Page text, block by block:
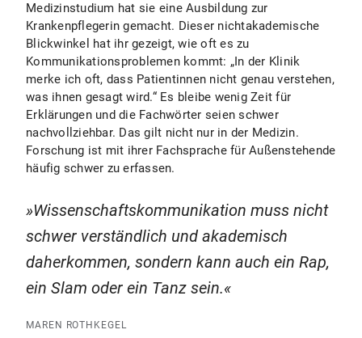
Medizinstudium hat sie eine Ausbildung zur
Krankenpflegerin gemacht. Dieser nichtakademische
Blickwinkel hat ihr gezeigt, wie oft es zu
Kommunikationsproblemen kommt: „In der Klinik
merke ich oft, dass Patientinnen nicht genau verstehen,
was ihnen gesagt wird.“ Es bleibe wenig Zeit für
Erklärungen und die Fachwörter seien schwer
nachvollziehbar. Das gilt nicht nur in der Medizin.
Forschung ist mit ihrer Fachsprache für Außenstehende
häufig schwer zu erfassen.
Wissenschaftskommunikation muss nicht
schwer verständlich und akademisch
daherkommen, sondern kann auch ein Rap,
ein Slam oder ein Tanz sein.
MAREN ROTHKEGEL